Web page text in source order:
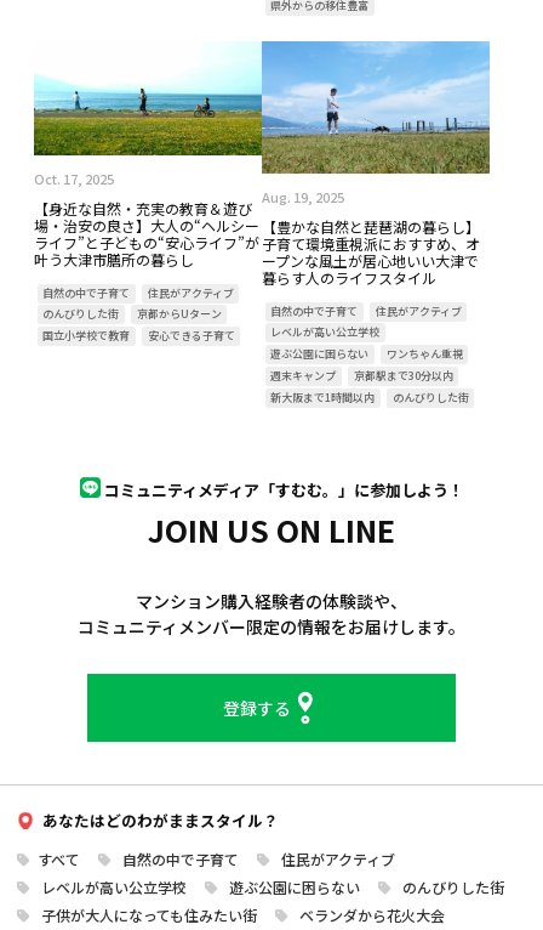
県外からの移住豊富
Oct. 17, 2025
【身近な自然・充実の教育＆遊び
場・治安の良さ】大人の“ヘルシー
ライフ”と子どもの“安心ライフ”が
叶う大津市膳所の暮らし
自然の中で子育て
住民がアクティブ
のんびりした街
京都からUターン
国立小学校で教育
安心できる子育て
Aug. 19, 2025
【豊かな自然と琵琶湖の暮らし】
子育て環境重視派におすすめ、オ
ープンな風土が居心地いい大津で
暮らす人のライフスタイル
自然の中で子育て
住民がアクティブ
レベルが高い公立学校
遊ぶ公園に困らない
ワンちゃん重視
週末キャンプ
京都駅まで30分以内
新大阪まで1時間以内
のんびりした街
コミュニティメディア「すむむ。」に参加しよう！
JOIN US ON LINE
マンション購入経験者の体験談や、
コミュニティメンバー限定の情報をお届けします。
登録する .
あなたはどのわがままスタイル？
すべて 自然の中で子育て
住民がアクティブ
レベルが高い公立学校
遊ぶ公園に困らない
のんびりした街
子供が大人になっても住みたい街
ベランダから花火大会